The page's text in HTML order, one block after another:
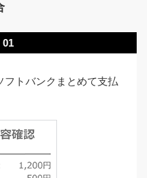
01
フトバンクまとめて支払